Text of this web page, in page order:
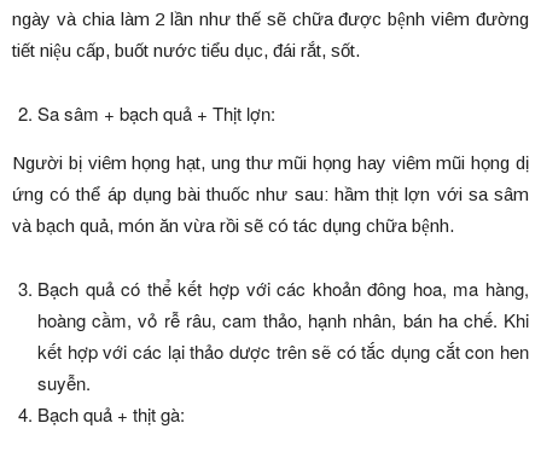
ngày và chia làm 2 lần như thế sẽ chữa được bệnh viêm đường
tiết niệu cấp, buốt nước tiểu dục, đái rắt, sốt.
Sa sâm + bạch quả + Thịt lợn:
Người bị viêm họng hạt, ung thư mũi họng hay viêm mũi họng dị
ứng có thể áp dụng bài thuốc như sau: hầm thịt lợn với sa sâm
và bạch quả, món ăn vừa rồi sẽ có tác dụng chữa bệnh.
Bạch quả có thể kết hợp với các khoản đông hoa, ma hàng,
hoàng cầm, vỏ rễ râu, cam thảo, hạnh nhân, bán ha chế. Khi
kết hợp với các lại thảo dược trên sẽ có tắc dụng cắt con hen
suyễn.
Bạch quả + thịt gà: